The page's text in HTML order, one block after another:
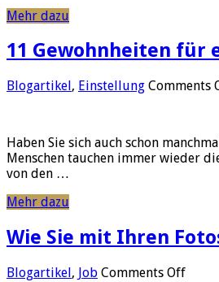
Mehr dazu
11 Gewohnheiten für
Blogartikel , Einstellung Comments
Haben Sie sich auch schon
Menschen tauchen immer wieder
von den …
Mehr dazu
Wie Sie mit Ihren
Blogartikel , Job Comments Offon